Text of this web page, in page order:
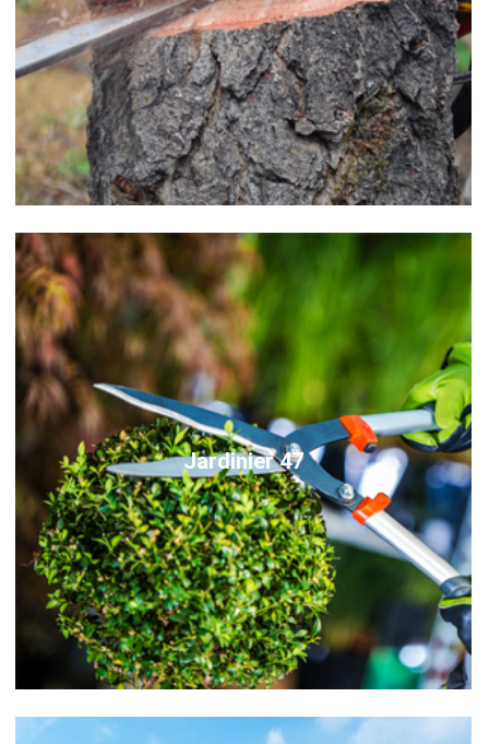
Jardinier 47